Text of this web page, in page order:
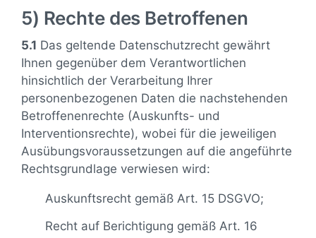
5) Rechte des Betroffenen
5.1 Das geltende Datenschutzrecht gewährt
Ihnen gegenüber dem Verantwortlichen
hinsichtlich der Verarbeitung Ihrer
personenbezogenen Daten die nachstehenden
Betroffenenrechte (Auskunfts- und
Interventionsrechte), wobei für die jeweiligen
Ausübungsvoraussetzungen auf die angeführte
Rechtsgrundlage verwiesen wird:
Auskunftsrecht gemäß Art. 15 DSGVO;
Recht auf Berichtigung gemäß Art. 16